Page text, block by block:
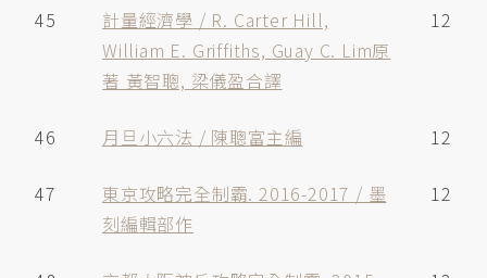
45
計量經濟學 / R. Carter Hill,
William E. Griffiths, Guay C. Lim原
著 黃智聰, 梁儀盈合譯
12
46 月旦小六法 / 陳聰富主編 12
47
東京攻略完全制霸. 2016-2017 / 墨
刻編輯部作
12